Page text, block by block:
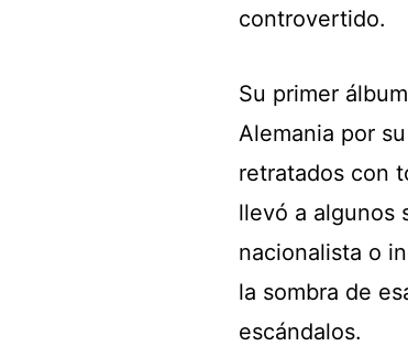
controvertido.
Su primer
Alemania por
retratados con
llevó a algunos
nacionalista o
la sombra de
escándalos.